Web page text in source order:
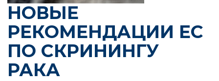
НОВЫЕ
РЕКОМЕНДАЦИИ ЕС
ПО СКРИНИНГУ
РАКА